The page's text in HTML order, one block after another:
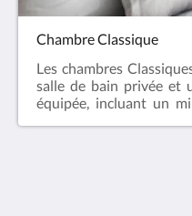
Chambre Classique
Les chambres
salle de bain privée et
équipée, incluant un